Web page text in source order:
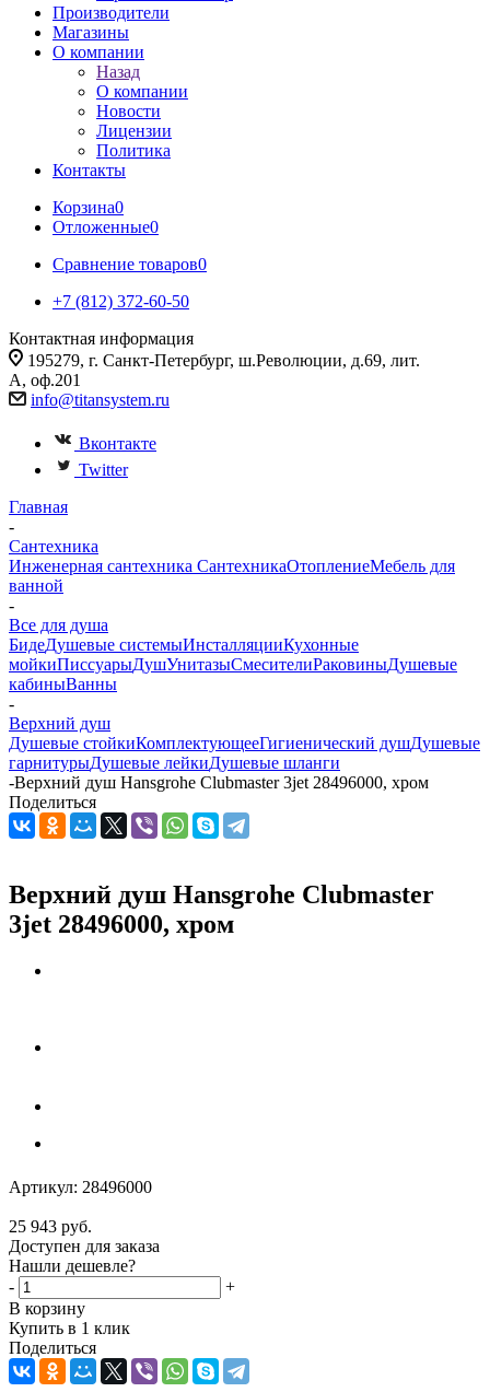
Производители
Магазины
О компании
Назад
О компании
Новости
Лицензии
Политика
Контакты
Корзина0
Отложенные0
Сравнение товаров0
+7 (812) 372-60-50
Контактная информация
195279, г. Санкт-Петербург, ш.Революции, д.69, лит.
А, оф.201
info@titansystem.ru
Вконтакте
Twitter
Главная
-
Сантехника
Инженерная сантехника СантехникаОтоплениеМебель для
ванной
-
Все для душа
БидеДушевые системыИнсталляцииКухонные
мойкиПиссуарыДушУнитазыСмесителиРаковиныДушевые
кабиныВанны
-
Верхний душ
Душевые стойкиКомплектующееГигиенический душДушевые
гарнитурыДушевые лейкиДушевые шланги
-Верхний душ Hansgrohe Clubmaster 3jet 28496000, хром
Поделиться
Верхний душ Hansgrohe Clubmaster
3jet 28496000, хром
Артикул: 28496000
25 943 руб.
Доступен для заказа
Нашли дешевле?
-
+
В корзину
Купить в 1 клик
Поделиться